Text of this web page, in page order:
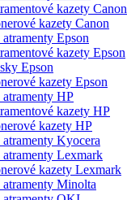
kazety Canon
kazety Canon
Epson
kazety Epson
Epson
kazety Epson
atramenty HP
kazety HP
kazety HP
atramenty Kyocera
atramenty Lexmark
kazety Lexmark
atramenty Minolta